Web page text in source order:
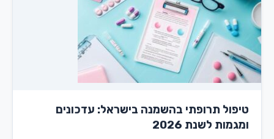
טיפול תרופתי בהשמנה בישראל: עדכונים
ומגמות לשנת 2026